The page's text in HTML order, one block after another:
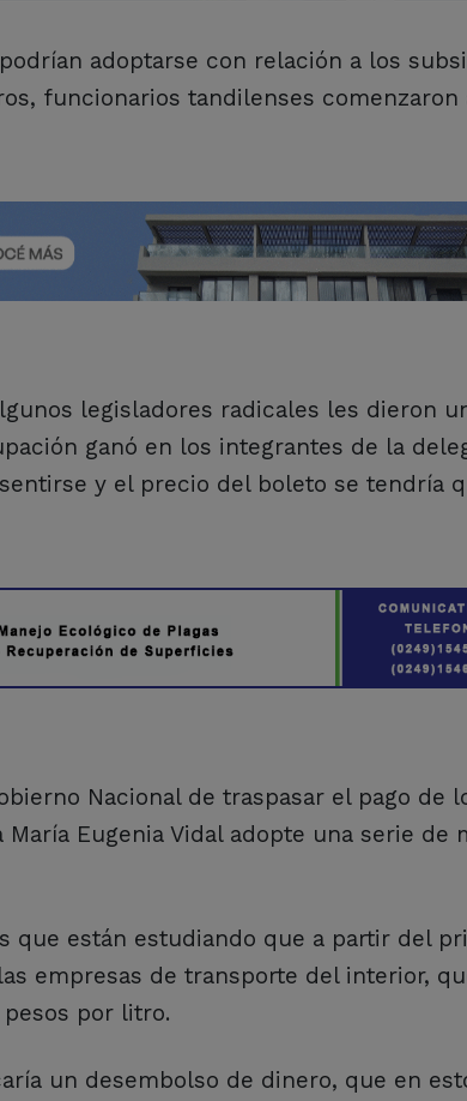
adoptarse con relación a los
funcionarios tandilenses comenzaron
legisladores radicales les dieron
ganó en los integrantes de la
y el precio del boleto se tendría
Nacional de traspasar el pago de
Eugenia Vidal adopte una serie de
que están estudiando que a partir del
empresas de transporte del interior,
por litro.
un desembolso de dinero, que en